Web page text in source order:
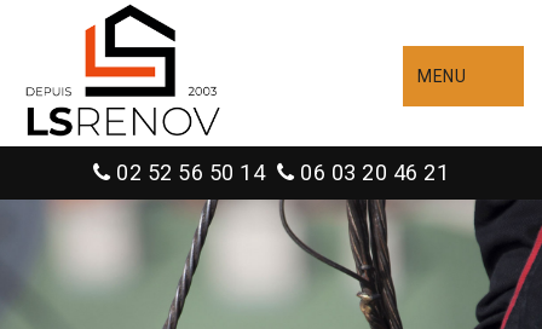
MENU
02 52 56 50 14 06 03 20 46 21